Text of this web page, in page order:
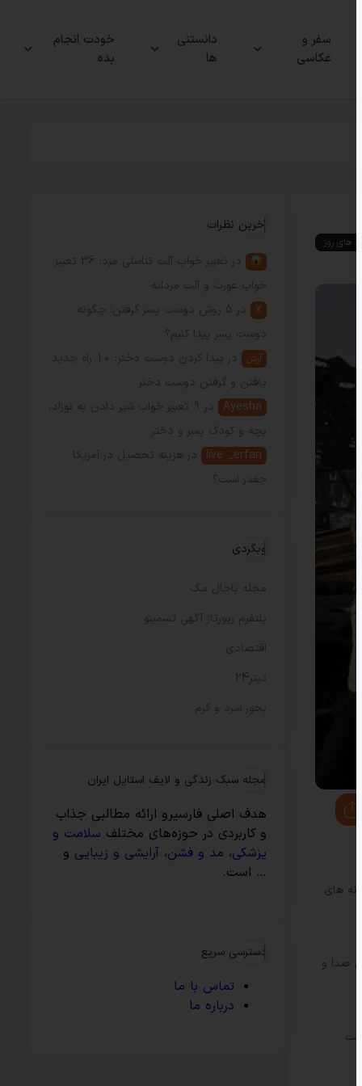
سفر و
عکاسی
دانستنی
ها
خودت انجام
بده
ترند های روز
های
صدا و
آخرین نظرات
در
تعبیر خواب آلت تناسلی مرد: 36 تعبیر
خواب عورت و آلت مردانه
X در
5 روش دوست پسر گرفتن؛ چگونه
دوست پسر پیدا کنیم؟
آرش در
پیدا کردن دوست دختر: 10 راه جدید
یافتن و گرفتن دوست دختر
Ayesha
در
9 تعبیر خواب شیر دادن به نوزاد،
بچه و کودک پسر و دختر
live _erfan
در
هزینه تحصیل در آمریکا
چقدر است؟
وبگردی
مجله باحال مگ
پلتفرم رپورتاژ آگهی تسمینو
اقتصادی
تیتر24
بخور سرد و گرم
مجله سبک زندگی و لایف استایل ایران
هدف اصلی فارسیرو ارائه مطالبی جذاب
و کاربردی در حوزه‌های مختلف سلامت و
پزشکی، مد و فشن، آرایشی و زیبایی و
… است.
دسترسی سریع
تماس با ما
درباره ما